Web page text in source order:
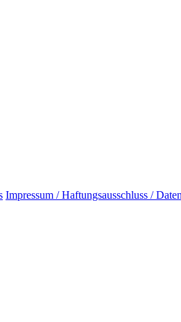
Impressum / Haftungsausschluss /